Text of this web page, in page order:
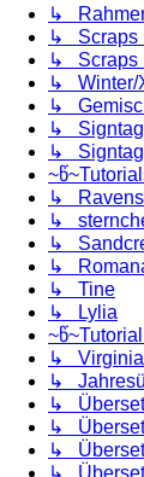
↳
↳ Scraps
↳ Scraps
↳ Winter/
↳
↳
↳
↳ Ravens
↳
↳
↳
↳ Tine
↳ Lylia
↳ Virginia
↳
↳
↳
↳